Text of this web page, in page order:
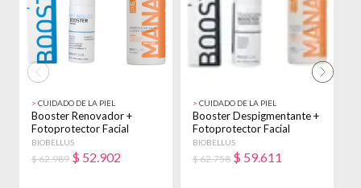
> CUIDADO DE LA PIEL
Booster Renovador +
Fotoprotector Facial
Biobellus Seca Noche
BIOBELLUS
$ 62.989 $ 52.902
> CUIDADO DE LA PIEL
Booster Despigmentante +
Fotoprotector Facial
Biobellus Acneica
Día/noche
BIOBELLUS
$ 62.758 $ 59.611